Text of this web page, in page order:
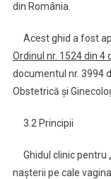
din România.
Acest ghid a fost
Ordinul nr. 1524 din 4
documentul nr. 3994
Obstetrică şi
3.2 Principii
Ghidul clinic pentru
naşterii pe cale